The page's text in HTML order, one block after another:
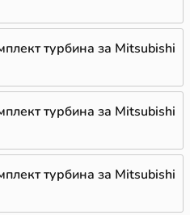
турбина за Mitsubishi
турбина за Mitsubishi
турбина за Mitsubishi